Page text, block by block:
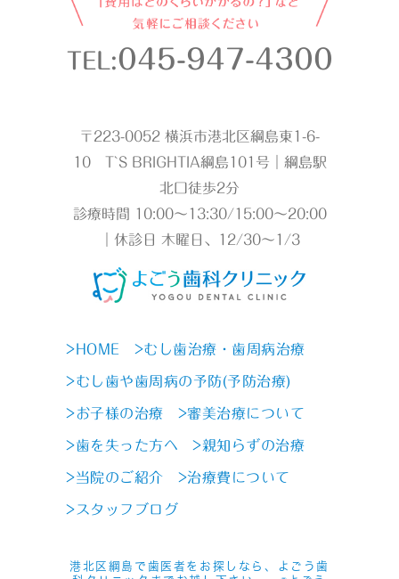
TEL:045-947-4300
〒223-0052 横浜市港北区綱島東1-6-
10 T`S BRIGHTIA綱島101号｜綱島駅
北口徒歩2分
診療時間 10:00～13:30/15:00～20:00
｜休診日 木曜日、12/30～1/3
>HOME >むし歯治療・歯周病治療
>むし歯や歯周病の予防(予防治療)
>お子様の治療 >審美治療について
>歯を失った方へ >親知らずの治療
>当院のご紹介 >治療費について
>スタッフブログ
港北区綱島で歯医者をお探しなら、よごう歯